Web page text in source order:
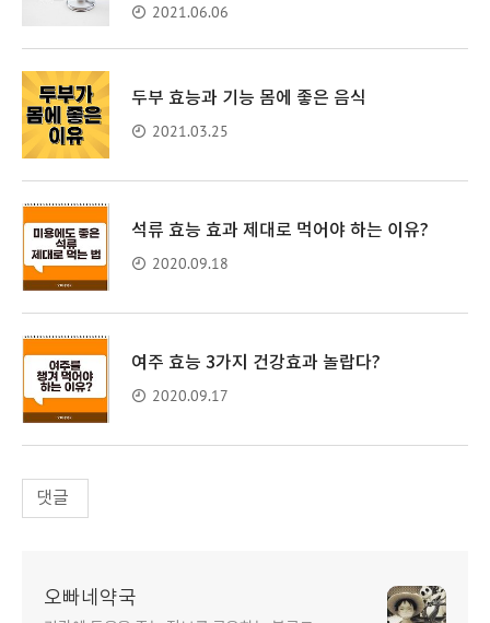
2021.06.06
두부 효능과 기능 몸에 좋은 음식
2021.03.25
석류 효능 효과 제대로 먹어야 하는 이유?
2020.09.18
여주 효능 3가지 건강효과 놀랍다?
2020.09.17
댓글
오빠네약국